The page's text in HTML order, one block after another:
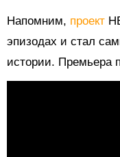
Напомним, проект
эпизодах и стал
истории. Премьера